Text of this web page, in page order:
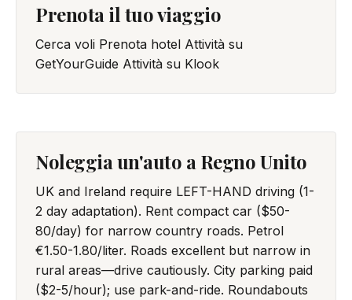
Prenota il tuo viaggio
Cerca voli Prenota hotel Attività su
GetYourGuide Attività su Klook
Noleggia un'auto a Regno Unito
UK and Ireland require LEFT-HAND driving (1-
2 day adaptation). Rent compact car ($50-
80/day) for narrow country roads. Petrol
€1.50-1.80/liter. Roads excellent but narrow in
rural areas—drive cautiously. City parking paid
($2-5/hour); use park-and-ride. Roundabouts